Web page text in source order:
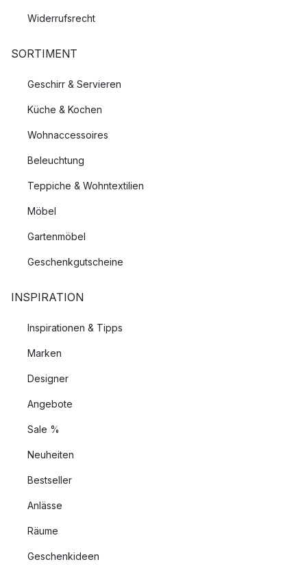
Widerrufsrecht
SORTIMENT
Geschirr & Servieren
Küche & Kochen
Wohnaccessoires
Beleuchtung
Teppiche & Wohntextilien
Möbel
Gartenmöbel
Geschenkgutscheine
INSPIRATION
Inspirationen & Tipps
Marken
Designer
Angebote
Sale %
Neuheiten
Bestseller
Anlässe
Räume
Geschenkideen